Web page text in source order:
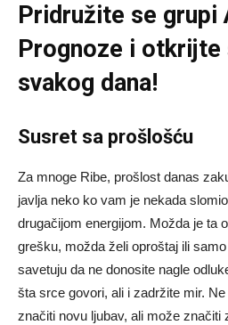
Pridružite se grupi
Prognoze i otkrijte
svakog dana!
Susret sa prošlošću
Za mnoge Ribe, prošlost danas
javlja neko ko vam je nekada
drugačijom energijom. Možda je ta
grešku, možda želi oproštaj ili
savetuju da ne donosite nagle
šta srce govori, ali i zadržite mir.
značiti novu ljubav, ali može značiti